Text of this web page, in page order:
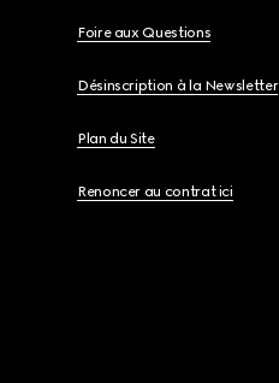
Foire aux Questions
Désinscription à la Newsletter
Plan du Site
Renoncer au contrat ici